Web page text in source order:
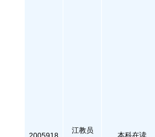
江教员
本科在读